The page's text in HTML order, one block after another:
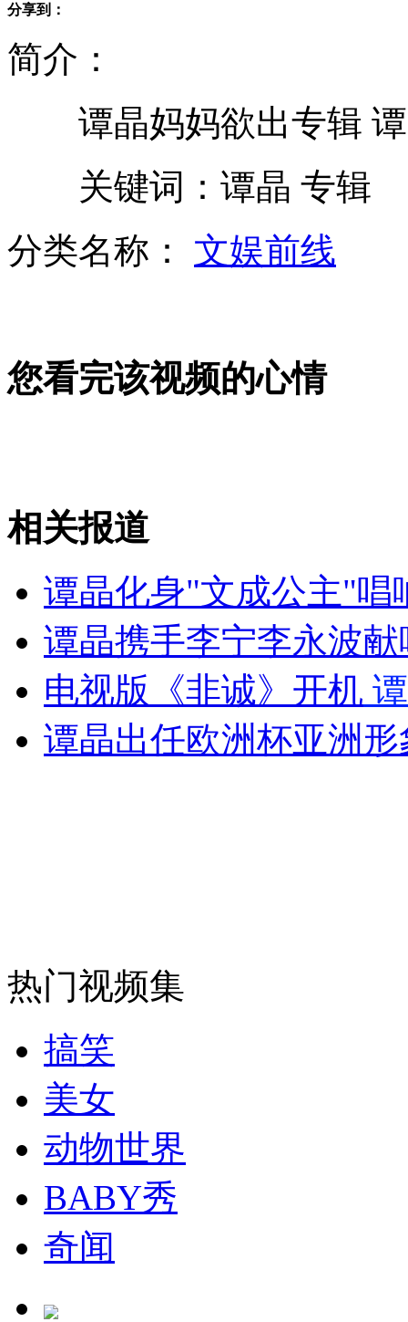
扁妻吴淑珍被判19年零2个月
男子无证驾驶被拘称无所谓
山西运城恶犬咬伤多人 警民合力深夜将其击毙
女孩北京地铁殴打老人 痛下狠手拳打脚踢
无痛分娩是否安全 医生回应
外交部：反对强权政治霸凌主义
纽约上演“枕头大战”
司机酒驾遇交警 急速倒车逃窜
分享到：
简介：
谭晶妈妈欲出专辑 谭
关键词：谭晶 专辑
分类名称： 文娱前线
您看完该视频的心情
相关报道
谭晶化身"文成公主"唱
谭晶携手李宁李永波
电视版《非诚》开机
谭晶出任欧洲杯亚洲
热门视频集
搞笑
美女
动物世界
BABY秀
奇闻